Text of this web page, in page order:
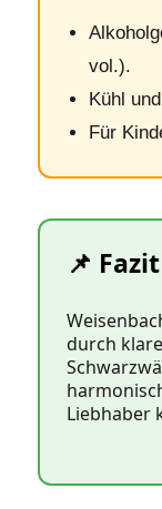
vol.).
Kühl
Für
📌 Fazit
durch
Liebhaber